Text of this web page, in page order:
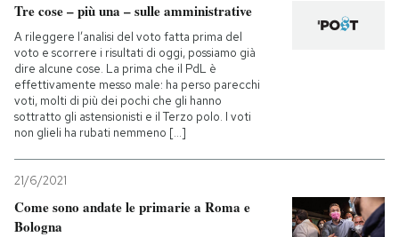
CALENDARIO
AREA PERSONALE
Entra
Tre cose – più una – sulle amministrative
A rileggere l’analisi del voto fatta prima del
voto e scorrere i risultati di oggi, possiamo già
dire alcune cose. La prima che il PdL è
effettivamente messo male: ha perso parecchi
voti, molti di più dei pochi che gli hanno
sottratto gli astensionisti e il Terzo polo. I voti
non glieli ha rubati nemmeno [...]
21/6/2021
Come sono andate le primarie a Roma e
Bologna